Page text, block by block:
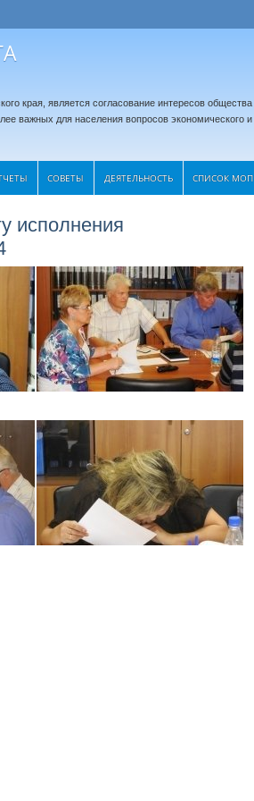
края, является согласование интересов общества
важных для населения вопросов экономического и
CОВЕТЫ ДЕЯТЕЛЬНОСТЬ СПИСОК МОП
исполнения